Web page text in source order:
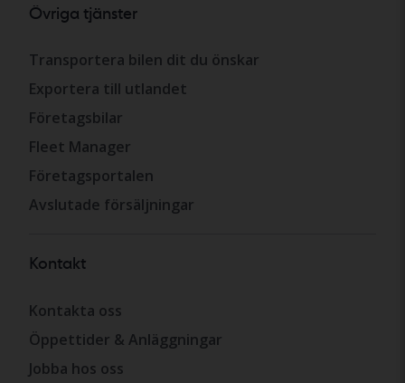
Övriga tjänster
Transportera bilen dit du önskar
Exportera till utlandet
Företagsbilar
Fleet Manager
Företagsportalen
Avslutade försäljningar
Kontakt
Kontakta oss
Öppettider & Anläggningar
Jobba hos oss